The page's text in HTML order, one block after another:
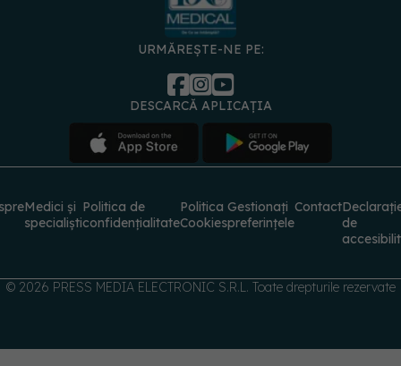
URMĂREȘTE-NE PE:
Medici și Politica de
Politica Gestionați Contact
© 2026 PRESS MEDIA ELECTRONIC S.R.L. Toate drepturile rezervate